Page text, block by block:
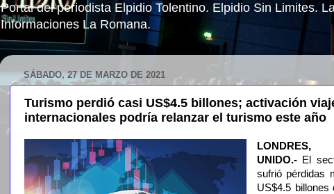
Portal del periodista Elpidio Tolentino. Elpidio Sin Limites.
Informaciones La Romana.
SÁBADO, 27 DE MARZO DE 2021
Turismo perdió casi US$4.5 billones; activación
internacionales podría relanzar el turismo este año
UNIDO.- El
sufrió pérdidas
US$4.5 billones